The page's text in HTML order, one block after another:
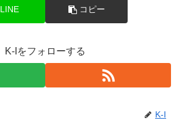
LINE コピー
K-Iをフォローする
K-I